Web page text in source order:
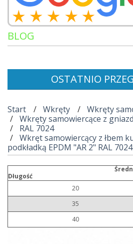
BLOG
OSTATNIO
Start Wkręty
Wkręty
Wkręty samowiercące z
RAL 7024
Wkręt samowiercący z łbem
podkładką EPDM "AR 2" RAL 7024
Długość
20
35
40